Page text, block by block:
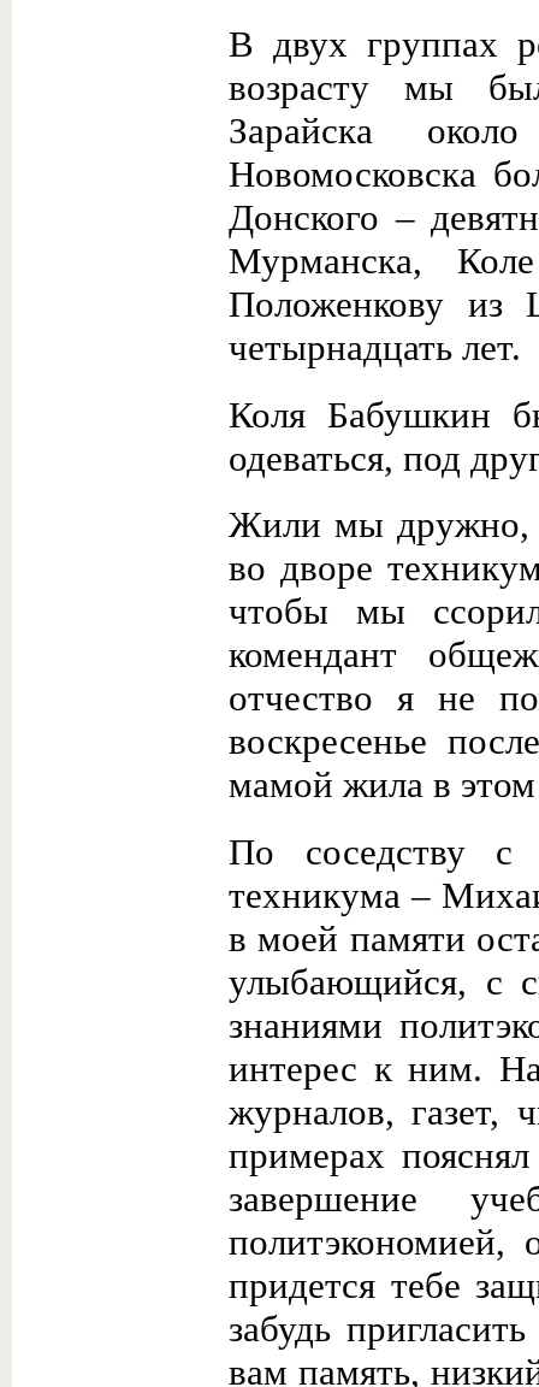
В двух группах
возрасту мы
Зарайска
Новомосковска
Донского –
Мурманска,
Положенкову из
четырнадцать лет.
Коля Бабушкин
одеваться, под
Жили мы дружно,
во дворе
чтобы мы
комендант
отчество я не
воскресенье
мамой жила в
По соседству
техникума –
в моей памяти
улыбающийся, с
знаниями
интерес к ним.
журналов, газет,
примерах
завершение
политэкономией,
придется тебе
забудь
вам память,